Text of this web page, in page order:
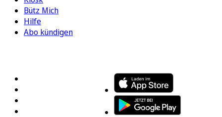
Bütz Mich
Hilfe
Abo kündigen